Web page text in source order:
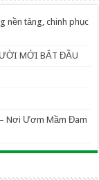
nền tảng, chinh phục
MỚI BẮT ĐẦU
Nơi Ươm Mầm Đam